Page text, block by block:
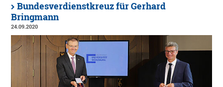
Bundesverdienstkreuz für Gerhard
Bringmann
24.09.2020